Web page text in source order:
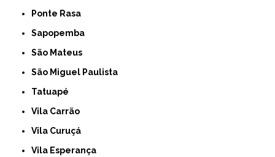
Ponte Rasa
Sapopemba
São Mateus
São Miguel Paulista
Tatuapé
Vila Carrão
Vila Curuçá
Vila Esperança